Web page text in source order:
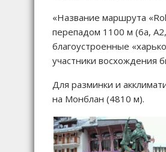
«Название маршрута
перепадом 1100 м (6а,
благоустроенные
участники восхождения
Для разминки и
на Монблан (4810 м).